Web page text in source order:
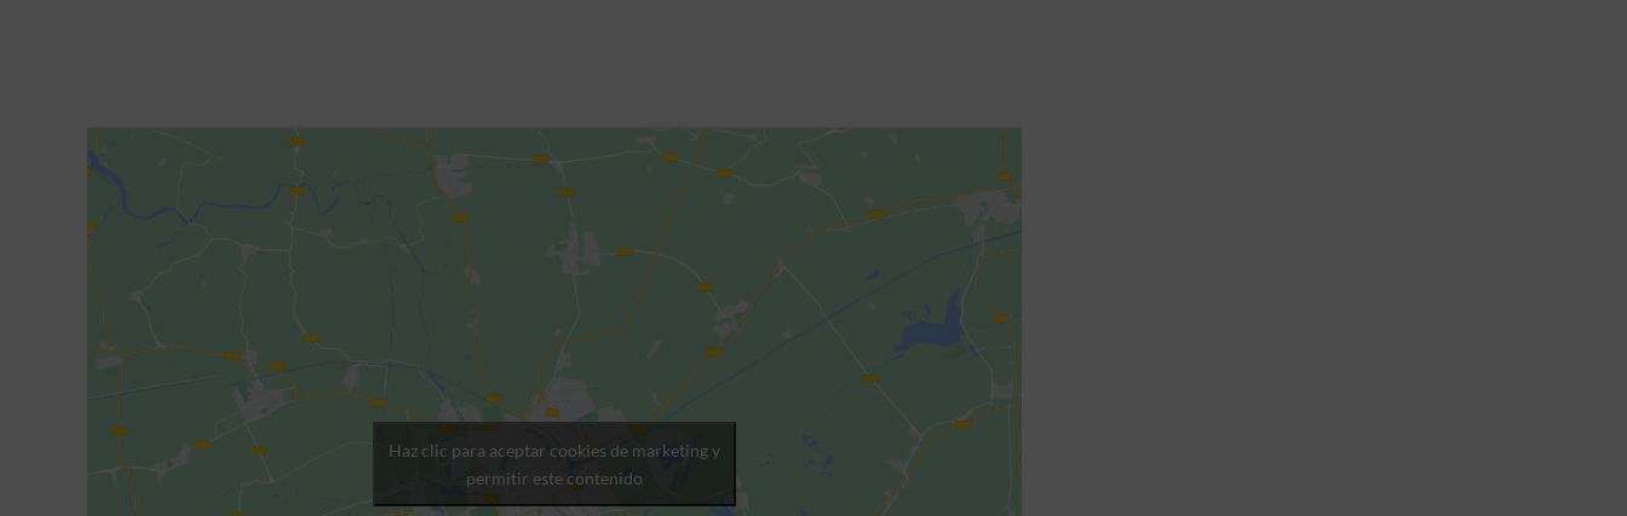
Haz clic para aceptar cookies de marketing y
permitir este contenido